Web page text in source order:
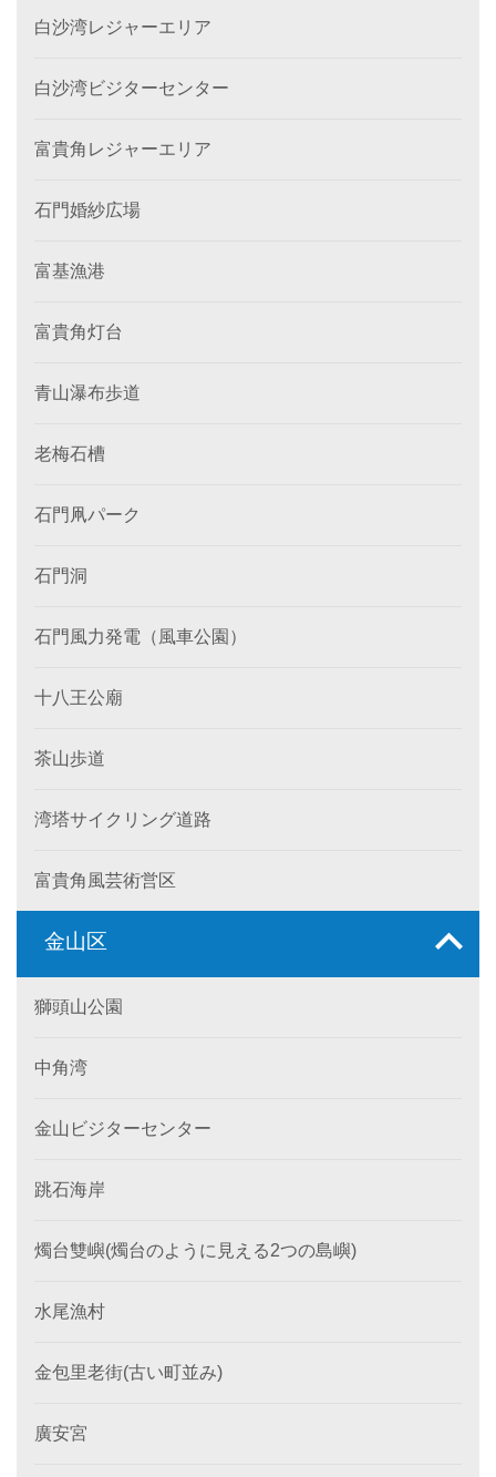
白沙湾レジャーエリア
白沙湾ビジターセンター
富貴角レジャーエリア
石門婚紗広場
富基漁港
富貴角灯台
青山瀑布歩道
老梅石槽
石門凧パーク
石門洞
石門風力発電（風車公園）
十八王公廟
茶山歩道
湾塔サイクリング道路
富貴角風芸術営区
金山区
獅頭山公園
中角湾
金山ビジターセンター
跳石海岸
燭台雙嶼(燭台のように見える2つの島嶼)
水尾漁村
金包里老街(古い町並み)
廣安宮